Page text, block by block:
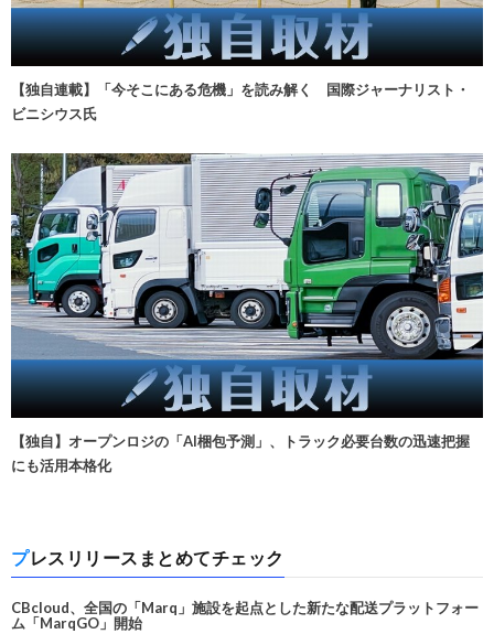
【独自連載】「今そこにある危機」を読み解く 国際ジャーナリスト・
ビニシウス氏
【独自】オープンロジの「AI梱包予測」、トラック必要台数の迅速把握
にも活用本格化
プレスリリースまとめてチェック
CBcloud、全国の「Marq」施設を起点とした新たな配送プラットフォー
ム「MarqGO」開始